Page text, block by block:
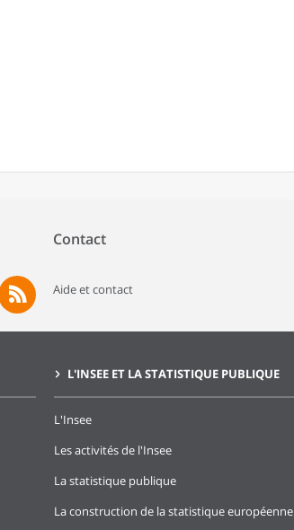
Contact
Aide et contact
L'INSEE ET LA STATISTIQUE PUBLIQUE
L'Insee
Les activités de l'Insee
La statistique publique
La construction de la statistique européenne